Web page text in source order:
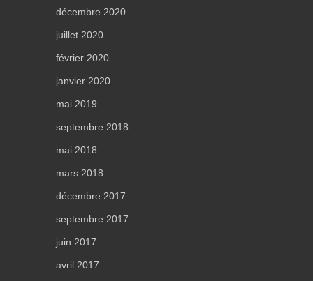
décembre 2020
juillet 2020
février 2020
janvier 2020
mai 2019
septembre 2018
mai 2018
mars 2018
décembre 2017
septembre 2017
juin 2017
avril 2017